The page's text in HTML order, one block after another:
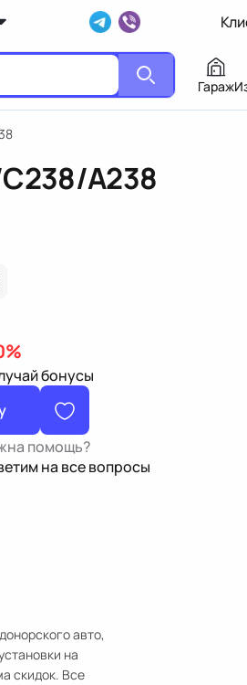
Гараж
A238
бонусы
помощь?
на все вопросы
авто,
на
скидок. Все